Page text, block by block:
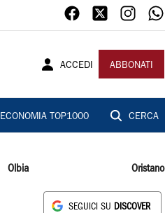
ACCEDI ABBONATI
ECONOMIA TOP1000 CERCA
Olbia Oristano
SEGUICI SU DISCOVER